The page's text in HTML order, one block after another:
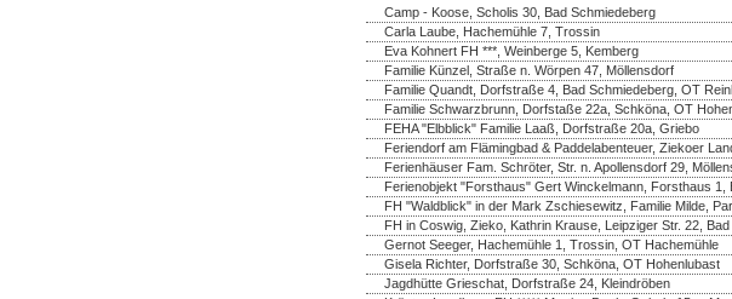
Camp - Koose, Scholis 30, Bad Schmiedeberg
Carla Laube, Hachemühle 7, Trossin
Eva Kohnert FH ***, Weinberge 5, Kemberg
Familie Künzel, Straße n. Wörpen 47, Möllensdorf
Familie Quandt, Dorfstraße 4, Bad Schmiedeberg, OT
Familie Schwarzbrunn, Dorfstaße 22a, Schköna, OT
FEHA "Elbblick" Familie Laaß, Dorfstraße 20a, Griebo
Feriendorf am Flämingbad & Paddelabenteuer, Ziekoer
Ferienhäuser Fam. Schröter, Str. n. Apollensdorf 29,
Ferienobjekt "Forsthaus" Gert Winckelmann, Forsthaus 1,
FH "Waldblick" in der Mark Zschiesewitz, Familie Milde,
FH in Coswig, Zieko, Kathrin Krause, Leipziger Str. 22,
Gernot Seeger, Hachemühle 1, Trossin, OT Hachemühle
Gisela Richter, Dorfstraße 30, Schköna, OT Hohenlubast
Jagdhütte Grieschat, Dorfstraße 24, Kleindröben